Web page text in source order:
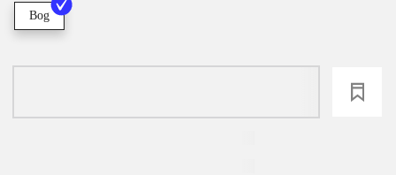
Bog